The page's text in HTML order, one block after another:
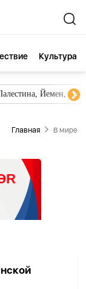
Культура
Йемен,
Главная В мире